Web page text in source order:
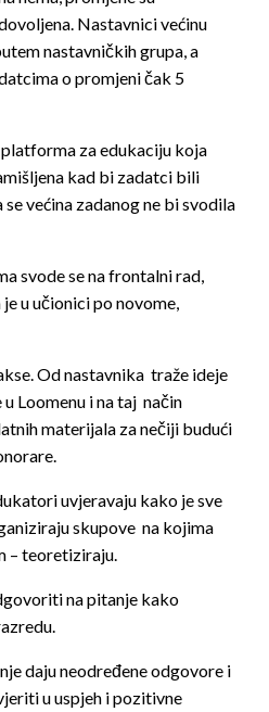
Nastavnici većinu
nastavničkih grupa, a
o promjeni čak 5
za edukaciju koja
kad bi zadatci bili
većina zadanog ne bi svodila
svode se na frontalni rad,
u učionici po novome,
Od nastavnika traže ideje
Loomenu i na taj način
materijala za nečiji budući
uvjeravaju kako je sve
skupove na kojima
– teoretiziraju.
na pitanje kako
daju neodređene odgovore i
u uspjeh i pozitivne